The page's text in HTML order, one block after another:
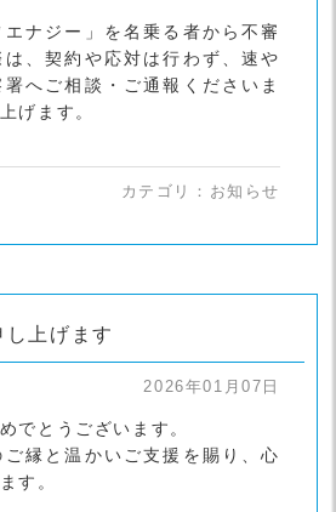
ナジー」を名乗る者から不審
、契約や応対は行わず、速や
へご相談・ご通報くださいま
げます。
カテゴリ： お知らせ
上げます
2026年01月07日
でとうございます。
ご縁と温かいご支援を賜り、心
す。